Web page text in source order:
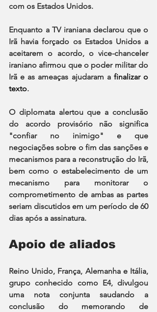
com os Estados Unidos.
Enquanto a TV iraniana declarou que o
Irã havia forçado os Estados Unidos a
aceitarem o acordo, o vice-chanceler
iraniano afirmou que o poder militar do
Irã e as ameaças ajudaram a finalizar o
texto.
O diplomata alertou que a conclusão
do acordo provisório não significa
"confiar no inimigo" e que
negociações sobre o fim das sanções e
mecanismos para a reconstrução do Irã,
bem como o estabelecimento de um
mecanismo para monitorar o
comprometimento de ambas as partes
seriam discutidos em um período de 60
dias após a assinatura.
Apoio de aliados
Reino Unido, França, Alemanha e Itália,
grupo conhecido como E4, divulgou
uma nota conjunta saudando a
conclusão do memorando de